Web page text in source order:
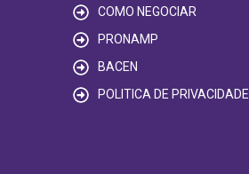
COMO NEGOCIAR
PRONAMP
BACEN
POLITICA DE PRIVACIDADE